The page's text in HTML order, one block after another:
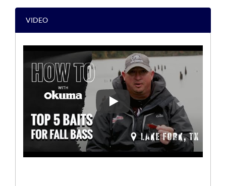
VIDEO
[JAK NA TO] TOP 5 NÁSTRAH